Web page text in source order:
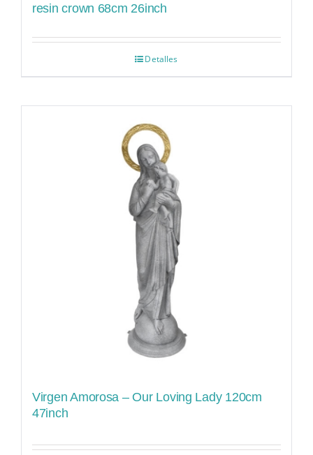
resin crown 68cm 26inch
Detalles
Virgen Amorosa – Our Loving Lady 120cm
47inch